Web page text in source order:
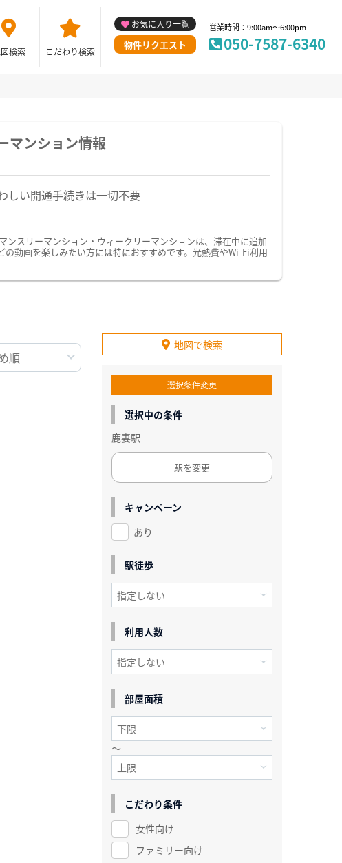
検索 こだわり検索
お気に入り一覧
物件リクエスト
営業時間：9:00am～6:00pm
050-7587-6340
マンション情報
しい開通手続きは一切不要
スリーマンション・ウィークリーマンションは、滞在中に追加
動画を楽しみたい方には特におすすめです。光熱費やWi-Fi利用
地図で検索
選択条件変更
選択中の条件
鹿妻駅
駅を変更
キャンペーン
あり
駅徒歩
利用人数
部屋面積
～
こだわり条件
女性向け
ファミリー向け